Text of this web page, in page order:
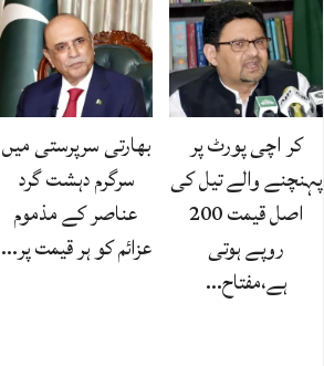
کر اچی پورٹ پر
پہنچنے والے تیل کی
اصل قیمت 200
روپے ہوتی
ہے،مفتاح…
بھارتی سرپرستی میں
سرگرم دہشت گرد
عناصر کے مذموم
عزائم کو ہر قیمت پر…